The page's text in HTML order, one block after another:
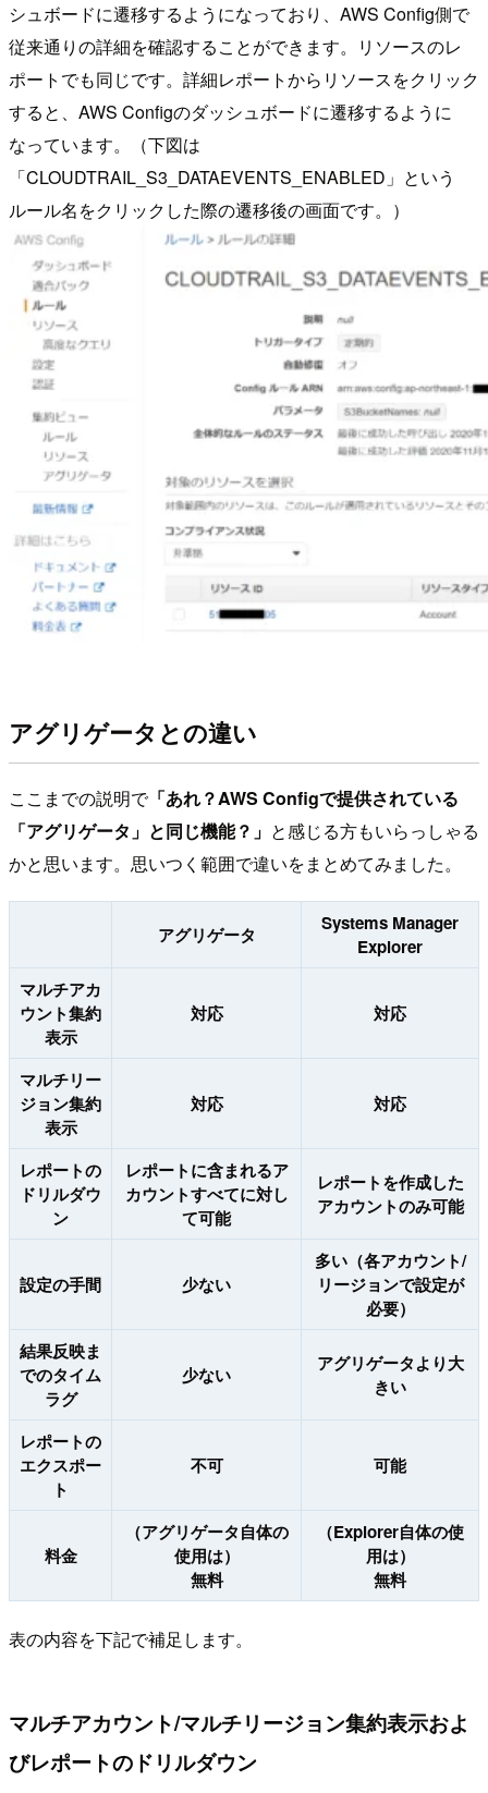
シュボードに遷移するようになっており、AWS Config側で
従来通りの詳細を確認することができます。リソースのレ
ポートでも同じです。詳細レポートからリソースをクリック
すると、AWS Configのダッシュボードに遷移するように
なっています。（下図は
「CLOUDTRAIL_S3_DATAEVENTS_ENABLED」という
ルール名をクリックした際の遷移後の画面です。）
アグリゲータとの違い
ここまでの説明で「あれ？AWS Configで提供されている
「アグリゲータ」と同じ機能？」 と感じる方もいらっしゃる
かと思います。思いつく範囲で違いをまとめてみました。
アグリゲータ
Systems Manager
Explorer
マルチアカ
ウント集約
表示
対応 対応
マルチリー
ジョン集約
表示
対応 対応
レポートの
ドリルダウ
ン
レポートに含まれるア
カウントすべてに対し
て可能
レポートを作成した
アカウントのみ可能
設定の手間 少ない
多い（各アカウント/
リージョンで設定が
必要）
結果反映ま
でのタイム
ラグ
少ない
アグリゲータより大
きい
レポートの
エクスポー
ト
不可 可能
料金
（アグリゲータ自体の
使用は）
無料
（Explorer自体の使
用は）
無料
表の内容を下記で補足します。
マルチアカウント/マルチリージョン集約表示およ
びレポートのドリルダウン